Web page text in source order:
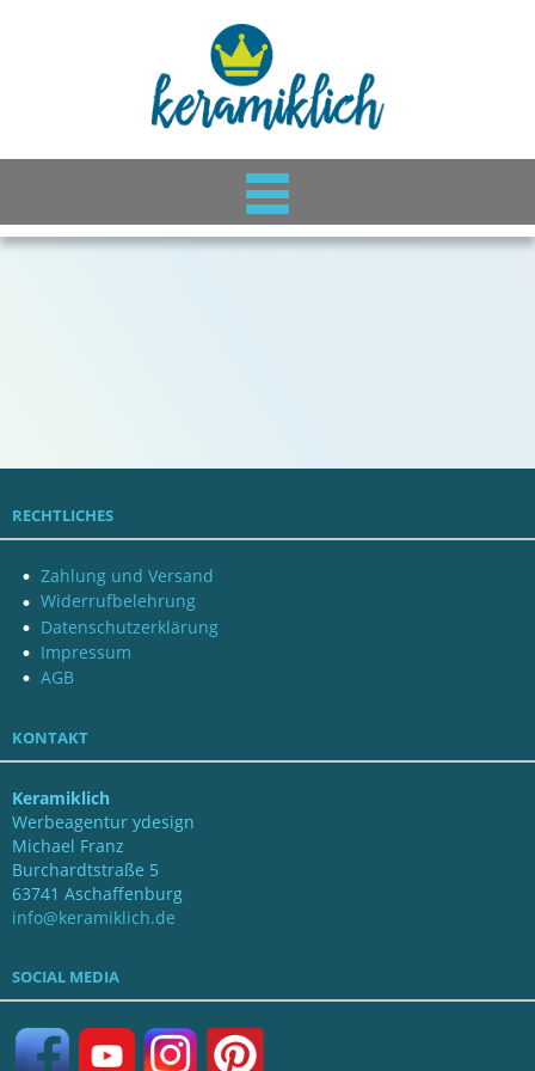
RECHTLICHES
Zahlung und Versand
Widerrufbelehrung
Datenschutzerklärung
Impressum
AGB
KONTAKT
Keramiklich
Werbeagentur ydesign
Michael Franz
Burchardtstraße 5
63741 Aschaffenburg
info@keramiklich.de
SOCIAL MEDIA